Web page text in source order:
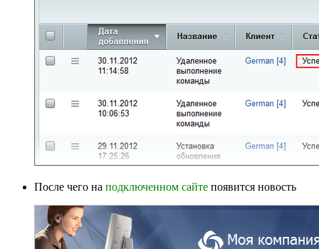
После чего на подключенном сайте появится новость